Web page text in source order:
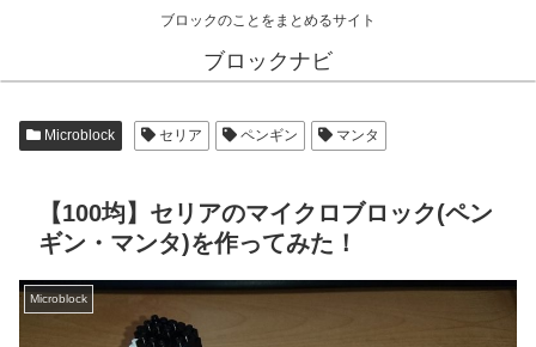
ブロックのことをまとめるサイト
ブロックナビ
Microblock セリア ペンギン マンタ
【100均】セリアのマイクロブロック(ペン
ギン・マンタ)を作ってみた！
Microblock